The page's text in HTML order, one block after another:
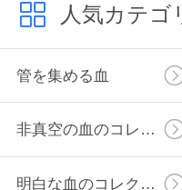
リチウ
の管
人気カテゴ
管を集める血
非真空の血のコレクションの管
明白な血のコレクションの管